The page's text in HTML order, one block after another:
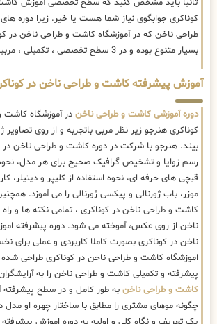
ثانیا باید مشخص کنید که سطح تخصصی آموزش
کوناکری جوابگوی نیاز شما هست یا خیر. زیرا دوره
طراحی ناخن که در آموزشگاه کاشت و طراحی ناخن در
بسیار متنوع بوده و در 3 سطح تخصصی ، تکمیلی ، مربیگری برگزار میشوند.
آموزش پیشرفته کاشت و طراحی ناخن در
دوره آموزشی کاشت و طراحی ناخن در آموزشگاه کاشت
کوناکری هنرجو زیر نظر مربی باتجربه و از روی تصاویر
بیند. هنرجو با شرکت در دوره کاشت و طراحی ناخن
رسم زوایا و تشخیص گرافیک صحیح برای هر مدل،
قیچی های حرفه ای، نحوه استفاده از کلیپر و دیتیلر،
موزر، باب ژورنالی و پیکسی ژورنالی را می آموزد.
کاشت و طراحی ناخن در کوناکری ، تمامی نکته ها و
ناخن از روی عکس، آموخته می شود. دوره پیشرفته
ناخن در کوناکری بصورت کاملا کاربردی و عملی برای
اموزشگاه کاشت و طراحی ناخن در کوناکری طراحی
پیشرفته و تکمیلی کاشت و طراحی ناخن را به
کاشت و طراحی ناخن به طور کامل و در سطح
چگونه موهای مشتری را مطابق با ساختار چهره او مدل